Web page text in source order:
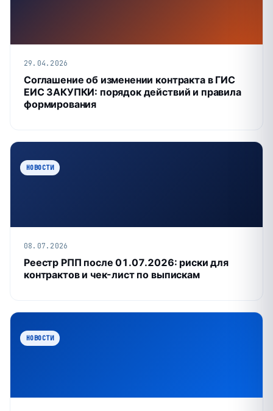
29.04.2026
Соглашение об изменении контракта в ГИС
ЕИС ЗАКУПКИ: порядок действий и правила
формирования
НОВОСТИ
08.07.2026
Реестр РПП после 01.07.2026: риски для
контрактов и чек-лист по выпискам
НОВОСТИ